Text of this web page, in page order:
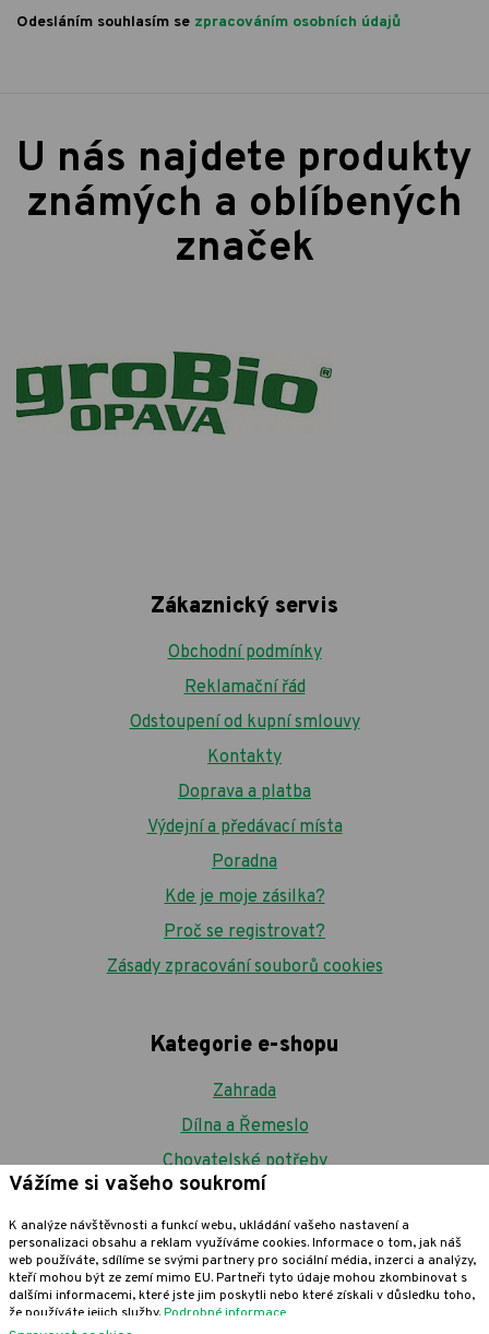
Odesláním souhlasím se zpracováním osobních údajů
U nás najdete produkty
známých a oblíbených
značek
Zákaznický servis
Obchodní podmínky
Reklamační řád
Odstoupení od kupní smlouvy
Kontakty
Doprava a platba
Výdejní a předávací místa
Poradna
Kde je moje zásilka?
Proč se registrovat?
Zásady zpracování souborů cookies
Kategorie e-shopu
Zahrada
Dílna a Řemeslo
Chovatelské potřeby
Nářadí a technika
Domácnost
PROHOPO.cz
Vážíme si vašeho soukromí
K analýze návštěvnosti a funkcí webu, ukládání vašeho nastavení a
personalizaci obsahu a reklam využíváme cookies. Informace o tom, jak náš
web používáte, sdílíme se svými partnery pro sociální média, inzerci a analýzy,
kteří mohou být ze zemí mimo EU. Partneři tyto údaje mohou zkombinovat s
dalšími informacemi, které jste jim poskytli nebo které získali v důsledku toho,
že používáte jejich služby.Podrobné informace